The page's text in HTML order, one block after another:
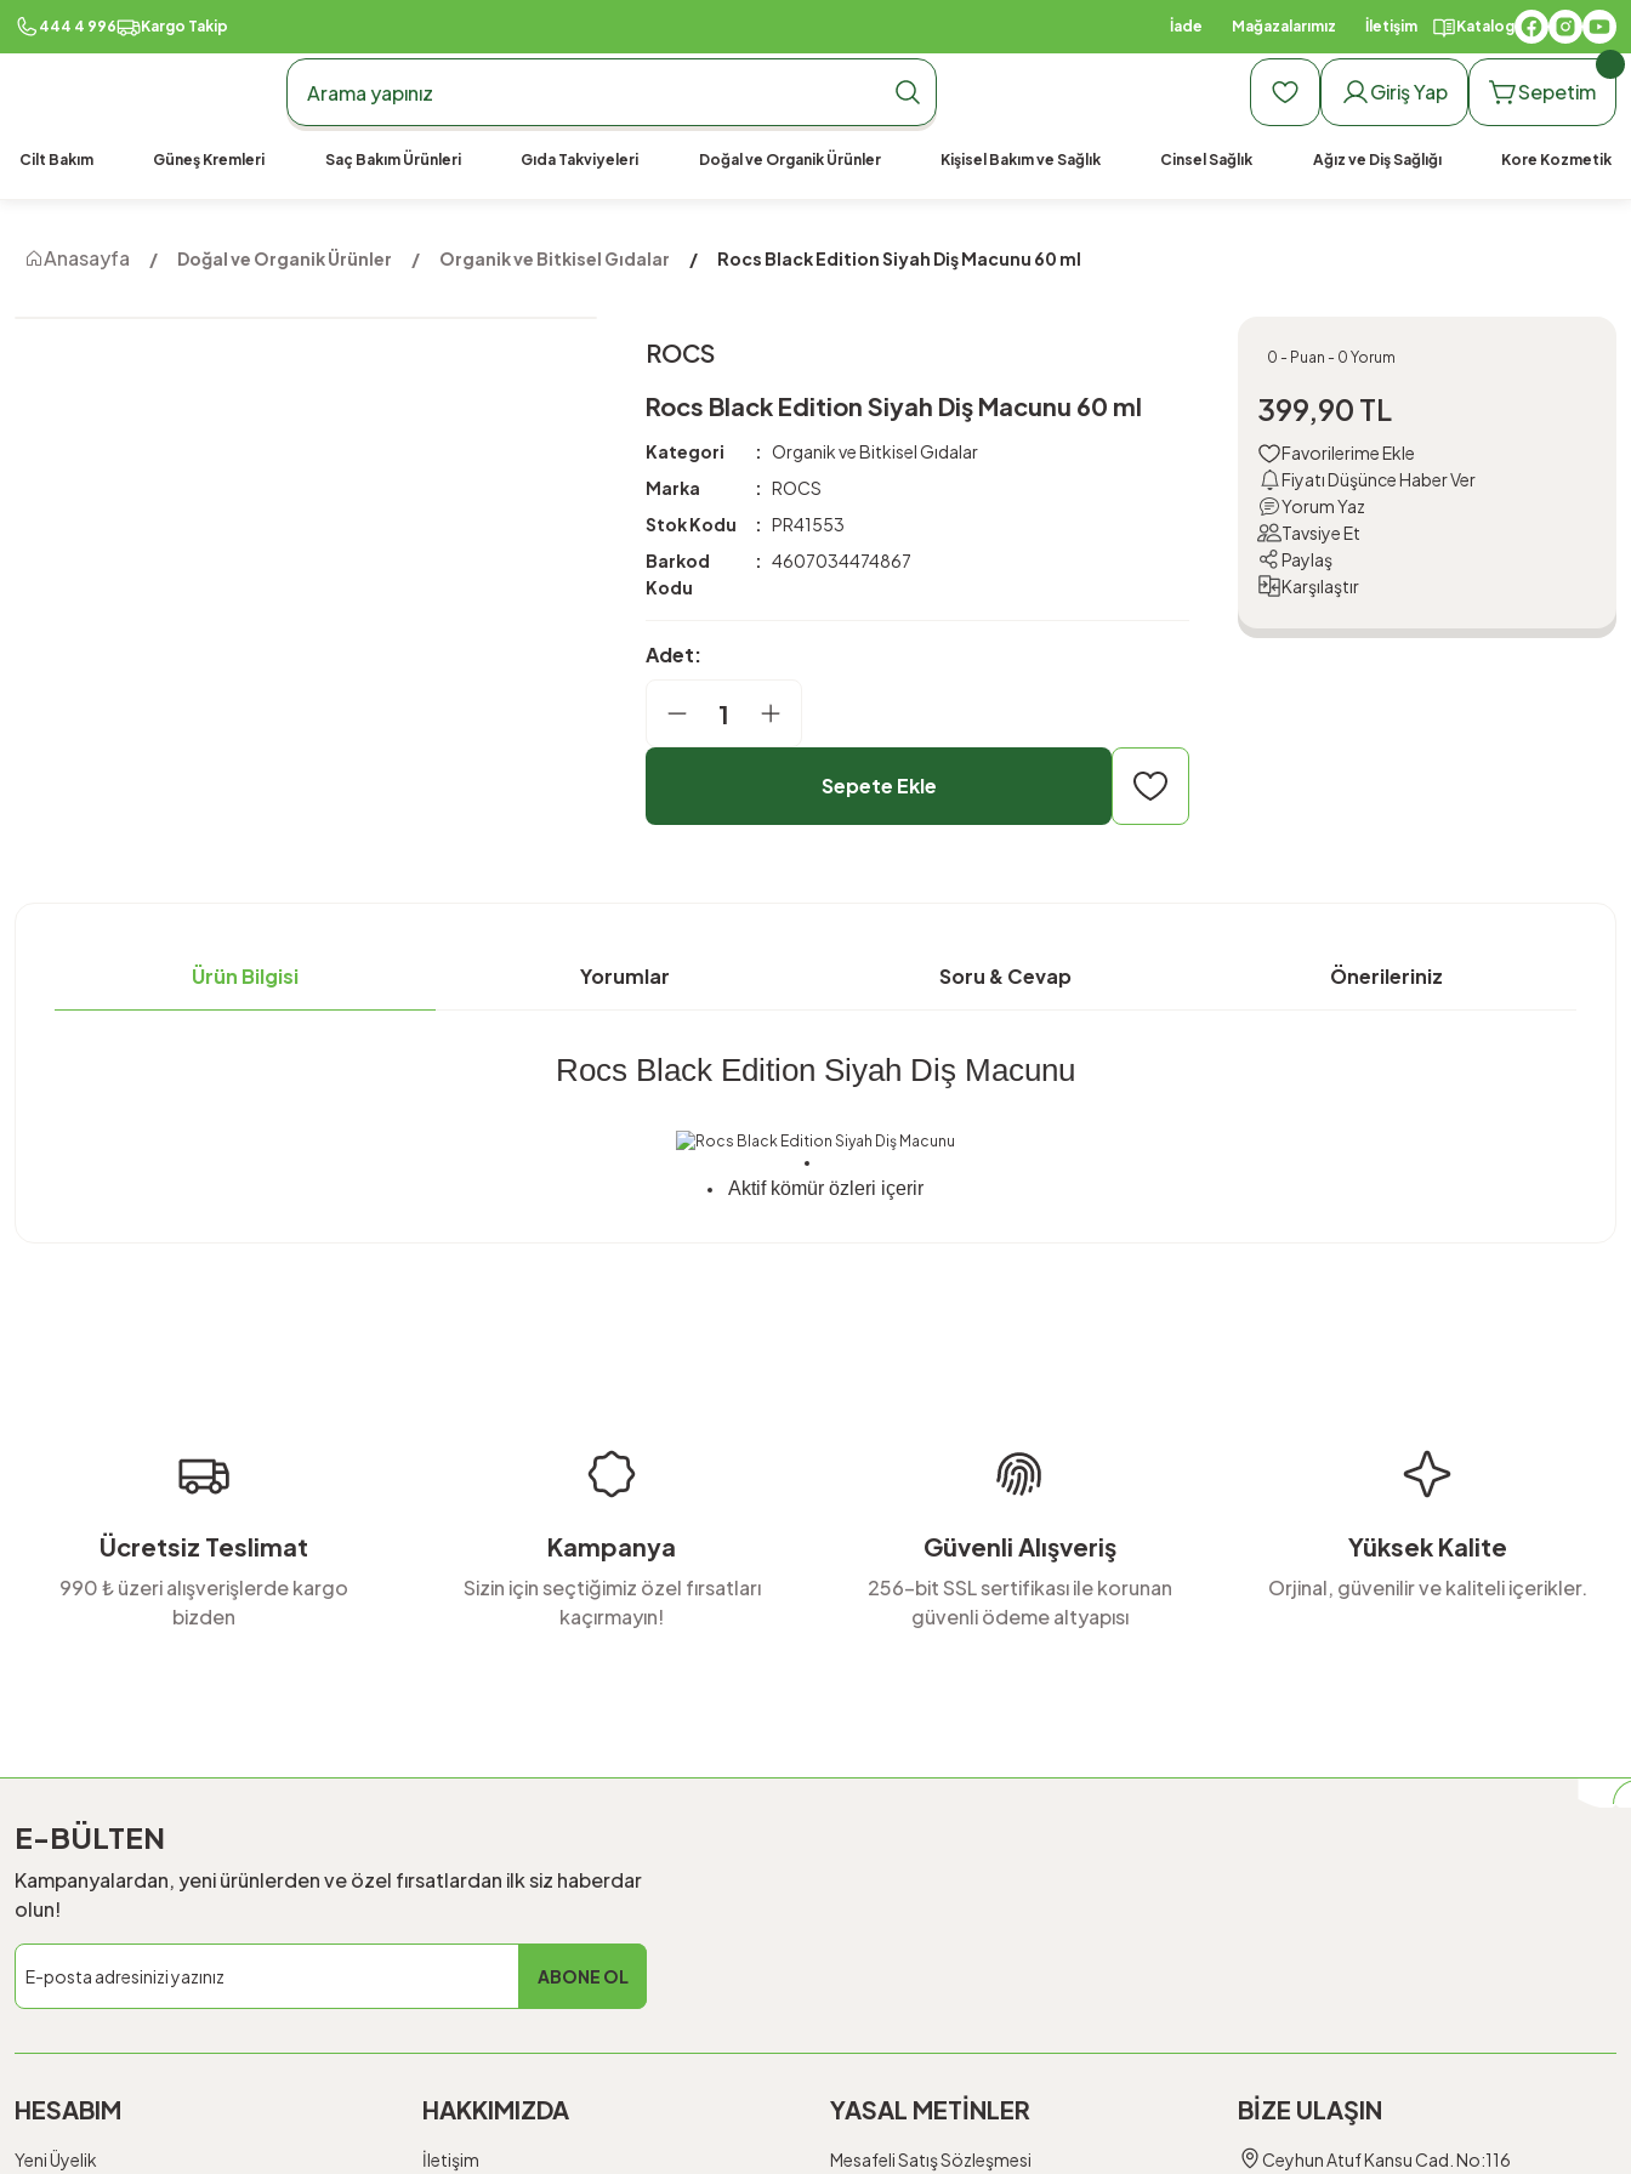
444 4 996 Kargo Takip
990 TL Üzeri Ücretsiz Kargo990 TL Üzeri Ücretsiz Kargo
İade Mağazalarımız İletişim Katalog
Giriş Yap Sepetim
Cilt Bakım Güneş Kremleri Saç Bakım Ürünleri Gıda Takviyeleri Doğal ve Organik Ürünler Kişisel Bakım ve Sağlık Cinsel Sağlık Ağız ve Diş Sağlığı Kore Kozmetik
Anasayfa Doğal ve Organik Ürünler Organik ve Bitkisel Gıdalar Rocs Black Edition Siyah Diş Macunu 60 ml
ROCS
Rocs Black Edition Siyah Diş Macunu 60 ml
Kategori
Organik ve Bitkisel Gıdalar
Marka
ROCS
Stok Kodu
PR41553
Barkod
Kodu
4607034474867
Adet:
Sepete Ekle
0 - Puan - 0 Yorum
399,90 TL
Fiyatı Düşünce Haber Ver
Yorum Yaz
Tavsiye Et
Paylaş
Karşılaştır
Ürün Bilgisi Yorumlar Soru & Cevap Önerileriniz
Rocs Black Edition Siyah Diş Macunu
Aktif kömür özleri içerir
Bu ürüne benzer farklı alternatifler olmalı.
Ücretsiz Teslimat
990 ₺ üzeri alışverişlerde kargo
bizden
Kampanya
Sizin için seçtiğimiz özel fırsatları
kaçırmayın!
Güvenli Alışveriş
256-bit SSL sertifikası ile korunan
güvenli ödeme altyapısı
Yüksek Kalite
Orjinal, güvenilir ve kaliteli içerikler.
E-BÜLTEN
Kampanyalardan, yeni ürünlerden ve özel fırsatlardan ilk siz haberdar
olun!
ABONE OL
HESABIM
Yeni Üyelik
HAKKIMIZDA
İletişim
YASAL METİNLER
Mesafeli Satış Sözleşmesi
BİZE ULAŞIN
Ceyhun Atuf Kansu Cad. No:116